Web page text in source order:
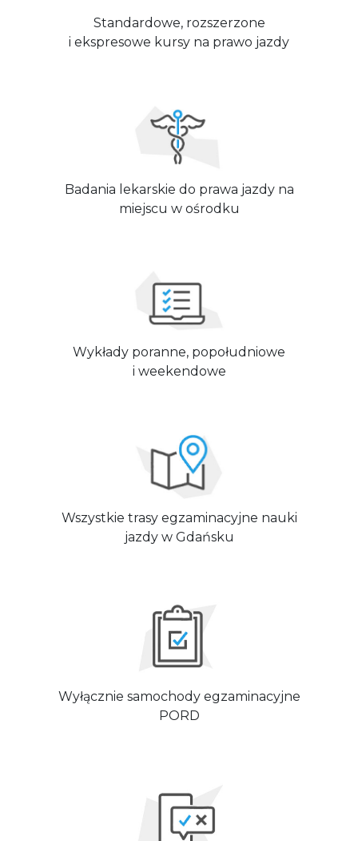
Standardowe, rozszerzone
i ekspresowe kursy na prawo jazdy
Badania lekarskie do prawa jazdy na
miejscu w ośrodku
Wykłady poranne, popołudniowe
i weekendowe
Wszystkie trasy egzaminacyjne nauki
jazdy w Gdańsku
Wyłącznie samochody egzaminacyjne
PORD